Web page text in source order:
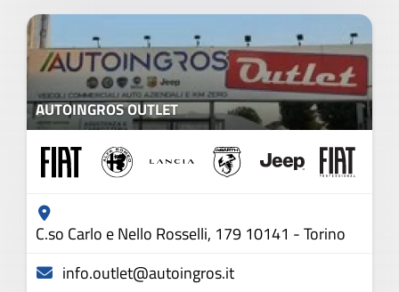
AUTOINGROS OUTLET
C.so Carlo e Nello Rosselli, 179 10141 - Torino
info.outlet@autoingros.it